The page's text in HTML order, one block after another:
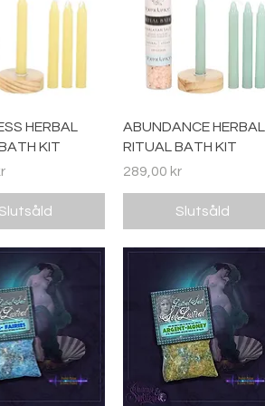
HERBAL
KIT
Slutsåld
Snabbvisning
ABUNDANCE HERBAL
RITUAL BATH KIT
Pris
289,00 kr
Slutsåld